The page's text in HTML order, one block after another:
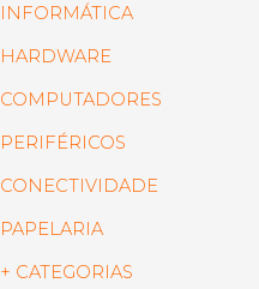
INFORMÁTICA
HARDWARE
COMPUTADORES
PERIFÉRICOS
CONECTIVIDADE
PAPELARIA
+ CATEGORIAS